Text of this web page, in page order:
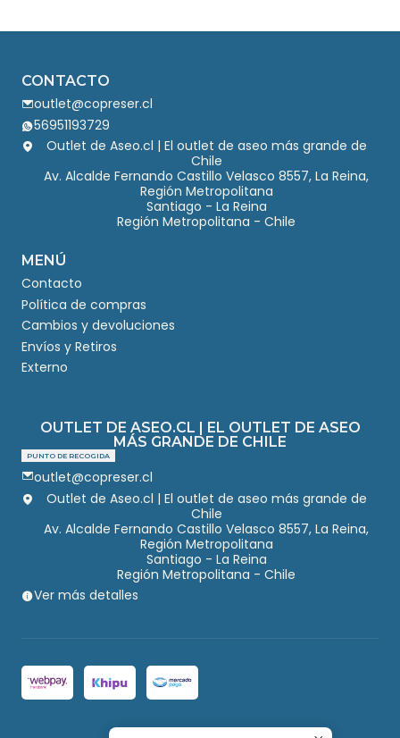
CONTACTO
outlet@copreser.cl
56951193729
Outlet de Aseo.cl | El outlet de aseo más grande de
Chile
Av. Alcalde Fernando Castillo Velasco 8557, La Reina,
Región Metropolitana
Santiago - La Reina
Región Metropolitana - Chile
MENÚ
Contacto
Política de compras
Cambios y devoluciones
Envíos y Retiros
Externo
OUTLET DE ASEO.CL | EL OUTLET DE ASEO
MÁS GRANDE DE CHILE
PUNTO DE RECOGIDA
outlet@copreser.cl
Outlet de Aseo.cl | El outlet de aseo más grande de
Chile
Av. Alcalde Fernando Castillo Velasco 8557, La Reina,
Región Metropolitana
Santiago - La Reina
Región Metropolitana - Chile
Ver más detalles